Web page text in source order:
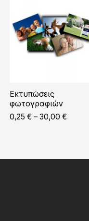
Εκτυπώσεις
φωτογραφιών
0,25 € – 30,00 €Price